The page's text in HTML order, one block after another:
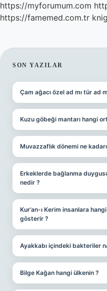
https://myforumum.com
https://famemed.com.tr
SIDEBAR
SON YAZILAR
Çam ağacı özel ad mı tür ad
Kuzu göbeği mantarı hangi
Muvazzaflık dönemi ne
Erkeklerde bağlanma
nedir ?
Kur’an-ı Kerim insanlara
gösterir ?
Ayakkabı içindeki bakteriler
Bilge Kağan hangi ülkenin ?